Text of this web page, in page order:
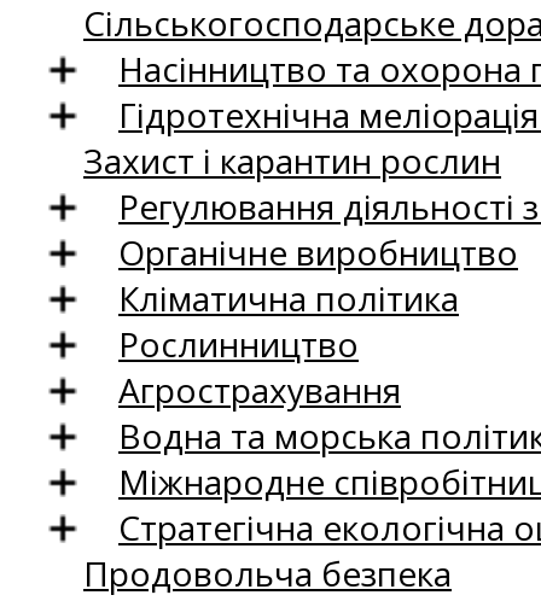
Сільськогосподарське
Насінництво та
Гідротехнічна
Захист і карантин рослин
Регулювання
Органічне виробництво
Кліматична політика
Рослинництво
Агрострахування
Водна та морська
Міжнародне
Стратегічна екологічна
Продовольча безпека